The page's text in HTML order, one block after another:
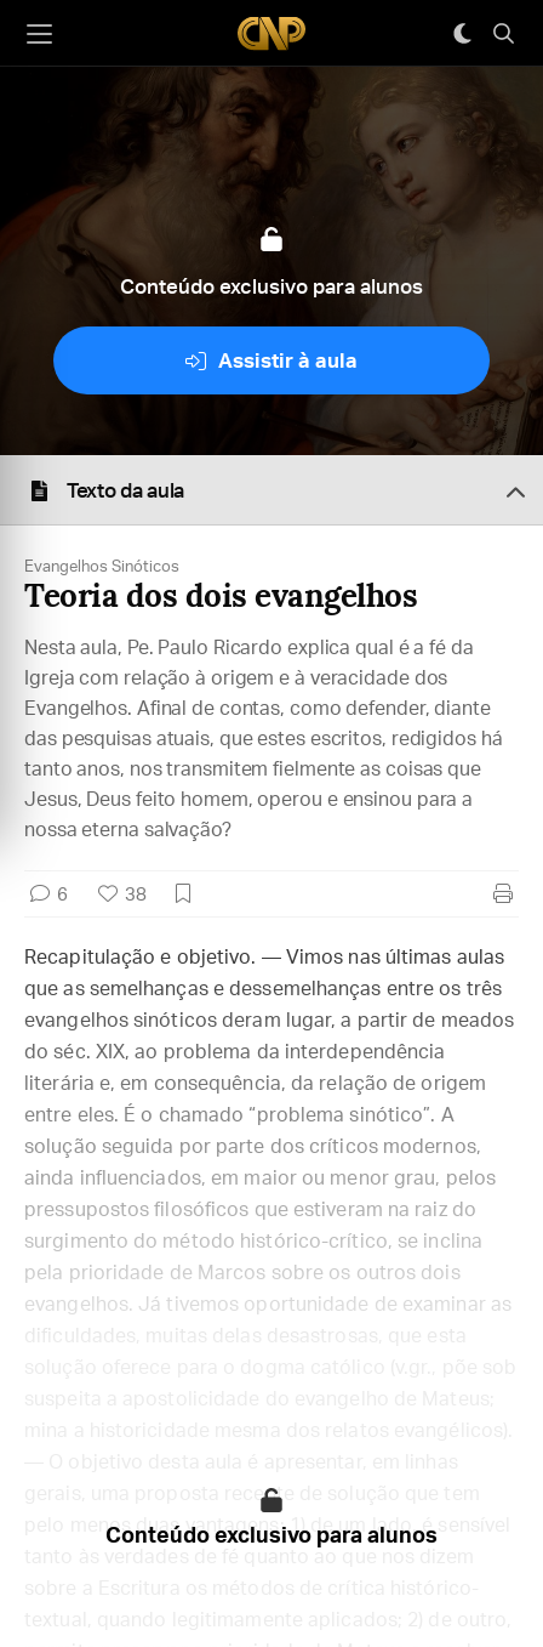
Conteúdo exclusivo para alunos
Assistir à aula
Texto da aula
Evangelhos Sinóticos
Teoria dos dois evangelhos
Nesta aula, Pe. Paulo Ricardo explica qual é a fé da
Igreja com relação à origem e à veracidade dos
Evangelhos. Afinal de contas, como defender, diante
das pesquisas atuais, que estes escritos, redigidos há
tanto anos, nos transmitem fielmente as coisas que
Jesus, Deus feito homem, operou e ensinou para a
nossa eterna salvação?
6 38
Recapitulação e objetivo. — Vimos nas últimas aulas
que as semelhanças e dessemelhanças entre os três
evangelhos sinóticos deram lugar, a partir de meados
do séc. XIX, ao problema da interdependência
literária e, em consequência, da relação de origem
entre eles. É o chamado “problema sinótico”. A
solução seguida por parte dos críticos modernos,
ainda influenciados, em maior ou menor grau, pelos
pressupostos filosóficos que estiveram na raiz do
surgimento do método histórico-crítico, se inclina
pela prioridade de Marcos sobre os outros dois
evangelhos. Já tivemos oportunidade de examinar as
dificuldades, muitas delas desastrosas, que esta
gerais, uma proposta recente de solução que tem
pelo menos duas vantagens: 1) de um lado, é sensível
Conteúdo exclusivo para alunos